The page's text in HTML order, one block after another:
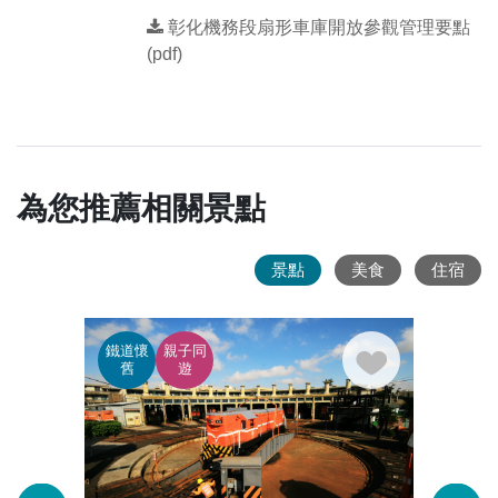
彰化機務段扇形車庫開放參觀管理要點
(pdf)
為您推薦相關景點
景點 美食 住宿
鐵道懷
舊
親子同
遊